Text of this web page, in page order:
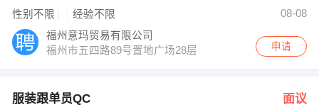
性别不限 经验不限
08-08
福州意玛贸易有限公司
福州市五四路89号置地广场28层
申请
服装跟单员QC 面议